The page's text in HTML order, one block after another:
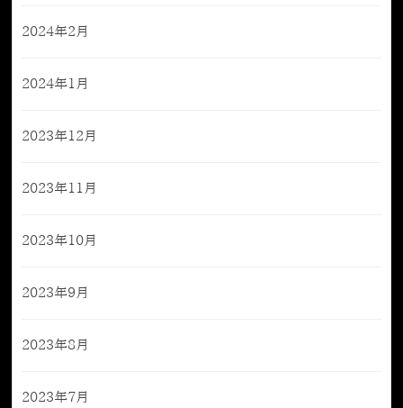
2024年2月
2024年1月
2023年12月
2023年11月
2023年10月
2023年9月
2023年8月
2023年7月